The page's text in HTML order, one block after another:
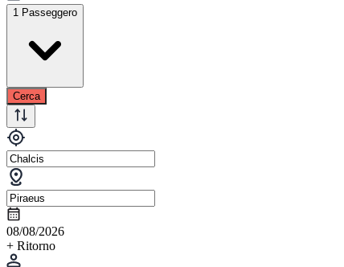
1 Passeggero
Cerca
08/08/2026
+ Ritorno